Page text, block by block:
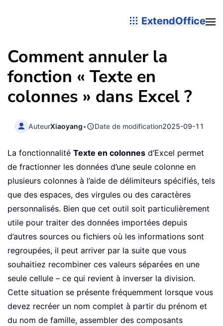
ExtendOffice
Comment annuler la
fonction « Texte en
colonnes » dans Excel ?
AuteurXiaoyang• Date de modification2025-09-11
La fonctionnalité Texte en colonnes d’Excel permet
de fractionner les données d’une seule colonne en
plusieurs colonnes à l’aide de délimiteurs spécifiés, tels
que des espaces, des virgules ou des caractères
personnalisés. Bien que cet outil soit particulièrement
utile pour traiter des données importées depuis
d’autres sources ou fichiers où les informations sont
regroupées, il peut arriver par la suite que vous
souhaitiez recombiner ces valeurs séparées en une
seule cellule – ce qui revient à inverser la division.
Cette situation se présente fréquemment lorsque vous
devez recréer un nom complet à partir du prénom et
du nom de famille, assembler des composants